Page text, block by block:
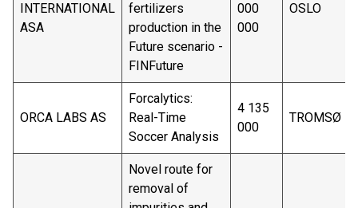
INTERNATIONAL
ASA
fertilizers
production in the
Future scenario -
FINFuture
000
000
OSLO
ORCA LABS AS
Forcalytics:
Real-Time
Soccer Analysis
4 135
000
TROMSØ
Novel route for
removal of